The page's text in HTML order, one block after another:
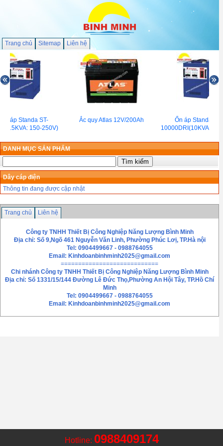
Trang chủ Sitemap Liên hệ
Ổn áp Standa ST-
150-250V)
Ắc quy Atlas 12V/200Ah
Ổn áp Standa ST-
10000DRI(10KVA:50-
DANH MỤC SẢN PHẨM
Dây cáp điện
Thông tin đang được cập nhật
0988409174
Trang chủ Liên hệ
Công ty TNHH Thiết Bị Công Nghiệp Năng Lượng Bình Minh
Địa chỉ: Số 9,Ngõ 461 Nguyễn Văn Linh, Phường Phúc Lơị, TP.Hà nội
Tel: 0904499667 - 0988764055
Email: Kinhdoanbinhminh2025@gmail.com
============================
Chi nhánh Công ty TNHH Thiết Bị Công Nghiệp Năng Lượng Bình Minh
Địa chỉ: Số 1331/15/144 Đường Lê Đức Thọ,Phường An Hội Tây, TP.Hồ Chí
Minh
Tel: 0904499667 - 0988764055
Email: Kinhdoanbinhminh2025@gmail.com